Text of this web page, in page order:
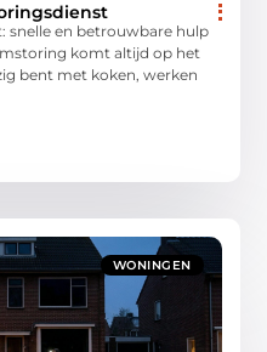
snelle en betrouwbare hulp
komt altijd op het
bent met koken, werken
WONINGEN